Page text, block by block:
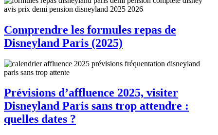
Comprendre les formules repas de
Disneyland Paris (2025)
Prévisions d’affluence 2025, visiter
Disneyland Paris sans trop attendre :
quelles dates ?